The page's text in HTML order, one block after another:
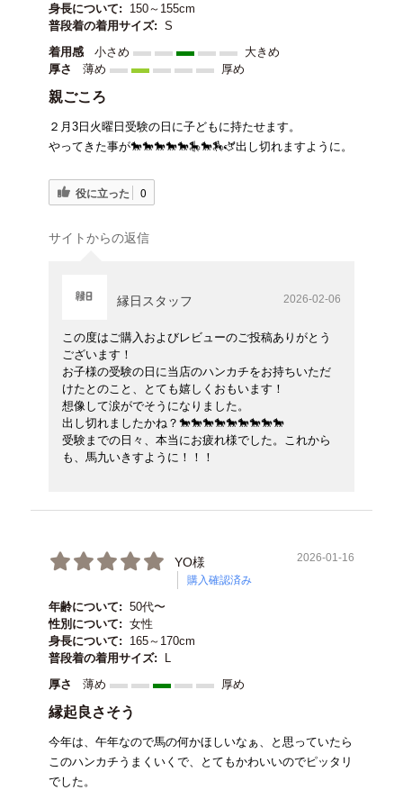
身長について:
150～155cm
普段着の着用サイズ: S
着用感
小さめ
大きめ
厚さ
薄め 厚め
親ごころ
２月3日火曜日受験の日に子どもに持たせます。
やってきた事が🐎🐎🐎🐎🐎🎠🐎🏇🫏出し切れますように。
役に立った 0
サイトからの返信
縁日スタッフ 2026-02-06
この度はご購入およびレビューのご投稿ありがとう
ございます！
お子様の受験の日に当店のハンカチをお持ちいただ
けたとのこと、とても嬉しくおもいます！
想像して涙がでそうになりました。
出し切れましたかね？ 🐎🐎🐎🐎🐎🐎🐎🐎🐎
受験までの日々、本当にお疲れ様でした。これから
も、馬九いきすように！！！
YO様
購入確認済み
2026-01-16
年齢について: 50代〜
性別について: 女性
身長について:
165～170cm
普段着の着用サイズ:
L
厚さ
薄め 厚め
縁起良さそう
今年は、午年なので馬の何かほしいなぁ、と思っていたら
このハンカチうまくいくで、とてもかわいいのでピッタリ
でした。